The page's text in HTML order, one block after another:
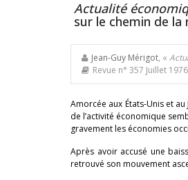
Actualité
sur le chemin de la
Jean-Guy Mérigot, «
Revue n° 357 Juillet 1976
Amorcée aux États-Unis et
de l’activité économique
gravement les économies
Après avoir accusé une
retrouvé son mouvement